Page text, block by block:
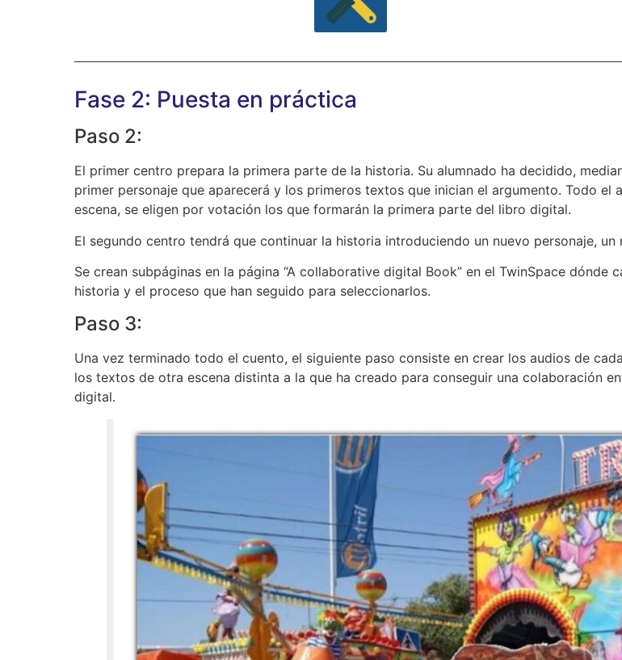
Fase 2: Puesta en práctica
Paso 2:
El primer centro prepara la primera parte de la historia. Su alumnado ha decidido,
primer personaje que aparecerá y los primeros textos que inician el argumento. Todo
escena, se eligen por votación los que formarán la primera parte del libro digital.
El segundo centro tendrá que continuar la historia introduciendo un nuevo personaje,
Se crean subpáginas en la página “A collaborative digital Book” en el TwinSpace
historia y el proceso que han seguido para seleccionarlos.
Paso 3:
Una vez terminado todo el cuento, el siguiente paso consiste en crear los audios de
los textos de otra escena distinta a la que ha creado para conseguir una colaboración
digital.